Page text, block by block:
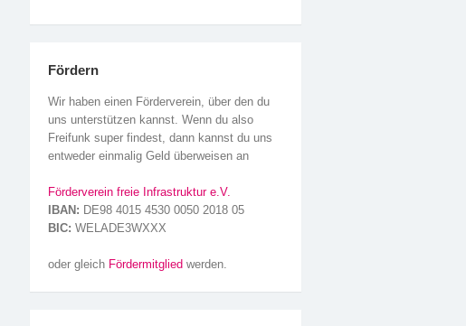
Fördern
Wir haben einen Förderverein, über den du
uns unterstützen kannst. Wenn du also
Freifunk super findest, dann kannst du uns
entweder einmalig Geld überweisen an
Förderverein freie Infrastruktur e.V.
IBAN: DE98 4015 4530 0050 2018 05
BIC: WELADE3WXXX
oder gleich Fördermitglied werden.